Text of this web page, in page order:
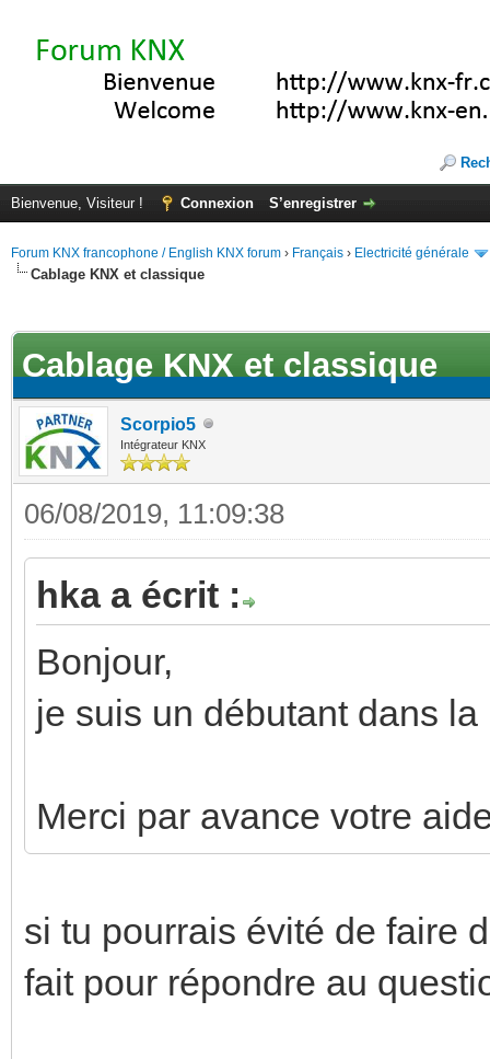
Bienvenue, Visiteur ! Connexion S’enregistrer
Forum KNX francophone / English KNX forum › Français › Electricité générale
Cablage KNX et classique
Cablage KNX et classique
Scorpio5
Intégrateur KNX
06/08/2019, 11:09:38
hka a écrit :
Bonjour,
je suis un débutant dans
Merci par avance votre
si tu pourrais évité de faire
fait pour répondre au